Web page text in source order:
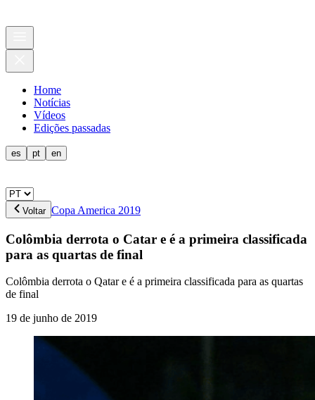
Home
Notícias
Vídeos
Edições passadas
es pt en
Voltar Copa America 2019
Colômbia derrota o Catar e é a primeira classificada
para as quartas de final
Colômbia derrota o Qatar e é a primeira classificada para as quartas
de final
19 de junho de 2019